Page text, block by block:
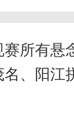
赛所有悬
名、阳江